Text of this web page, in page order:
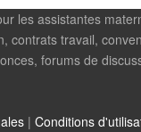
les assistantes
contrats travail,
forums de
| Conditions